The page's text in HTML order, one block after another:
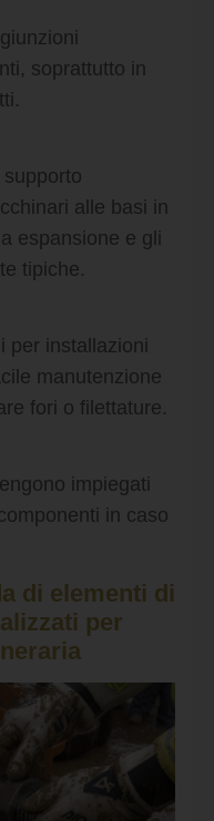
soprattutto in
alle basi in
espansione e gli
tipiche.
per installazioni
manutenzione
fori o filettature.
impiegati
in caso
di elementi di
per